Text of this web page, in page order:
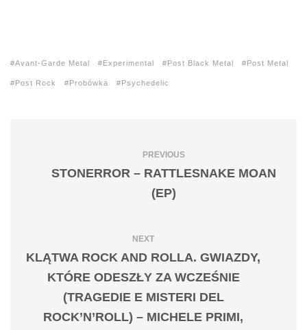
Avant-Garde Metal Experimental Post Black Metal Post Metal
Post Rock Probówka Psychedelic
PREVIOUS
STONERROR – RATTLESNAKE MOAN
(EP)
NEXT
KLĄTWA ROCK AND ROLLA. GWIAZDY,
KTÓRE ODESZŁY ZA WCZEŚNIE
(TRAGEDIE E MISTERI DEL
ROCK’N’ROLL) – MICHELE PRIMI,